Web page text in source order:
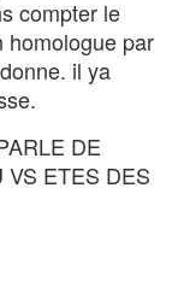
compter le
homologue par
il ya
DE
ETES DES